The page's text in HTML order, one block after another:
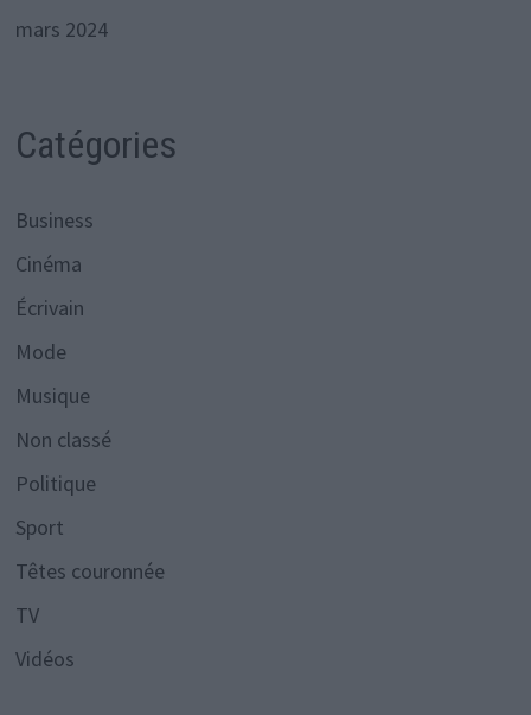
mars 2024
Catégories
Business
Cinéma
Écrivain
Mode
Musique
Non classé
Politique
Sport
Têtes couronnée
TV
Vidéos